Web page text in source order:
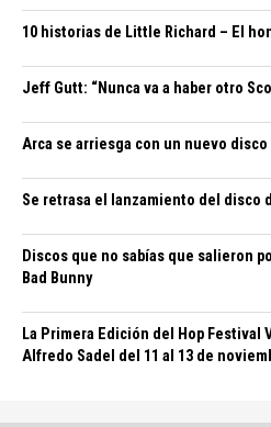
10 historias de Little Richard – El
Jeff Gutt: “Nunca va a haber otro
Arca se arriesga con un nuevo disco
Se retrasa el lanzamiento del disco
Discos que no sabías que salieron
Bad Bunny
La Primera Edición del Hop Festival
Alfredo Sadel del 11 al 13 de